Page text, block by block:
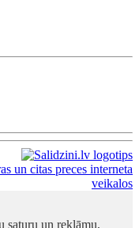
saturu un reklāmu,